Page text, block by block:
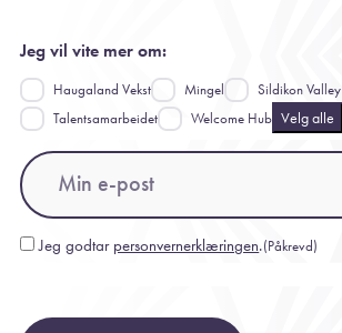
Jeg vil vite mer om:
Haugaland Vekst Mingel
Sildikon Valley
Talentsamarbeidet
Welcome Hub Velg alle
Email
Consent(Påkrevd)
Jeg godtar personvernerklæringen.(Påkrevd)